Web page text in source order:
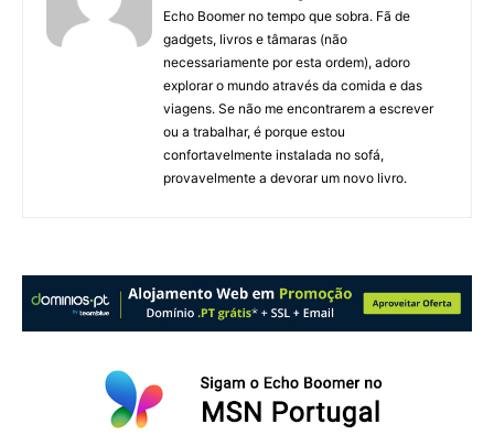
Echo Boomer no tempo que sobra. Fã de
gadgets, livros e tâmaras (não
necessariamente por esta ordem), adoro
explorar o mundo através da comida e das
viagens. Se não me encontrarem a escrever
ou a trabalhar, é porque estou
confortavelmente instalada no sofá,
provavelmente a devorar um novo livro.